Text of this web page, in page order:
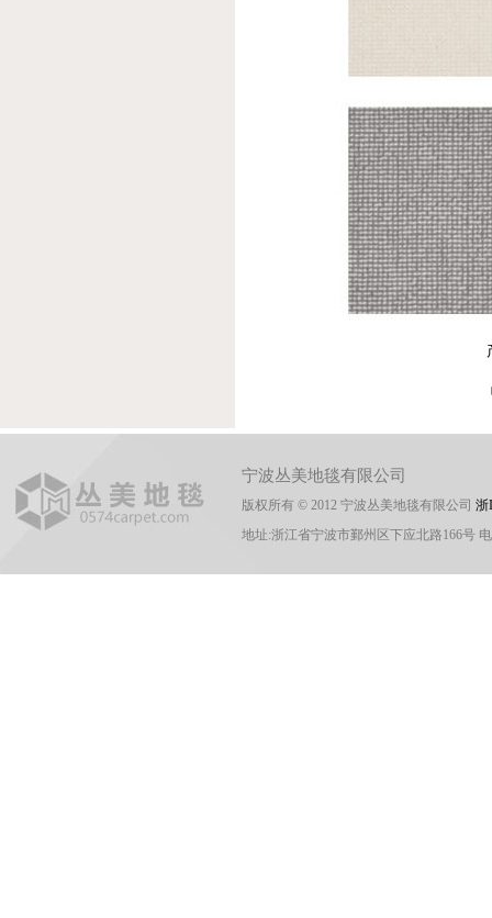
宁波丛美地毯有限公司
版权所有 © 2012 宁波丛美地毯有限公司 浙
地址:浙江省宁波市鄞州区下应北路166号 电